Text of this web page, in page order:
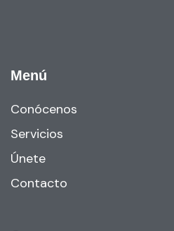
Menú
Conócenos
Servicios
Únete
Contacto